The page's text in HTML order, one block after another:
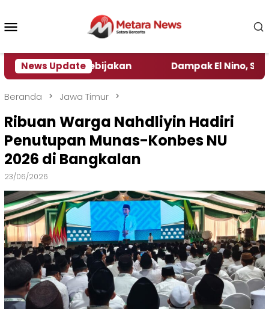
konten
News Update
Kebijakan Dampak El Nino, Sejumlah
Beranda Jawa Timur
‎Ribuan Warga Nahdliyin Hadiri
Penutupan Munas-Konbes NU
2026 di Bangkalan
23/06/2026